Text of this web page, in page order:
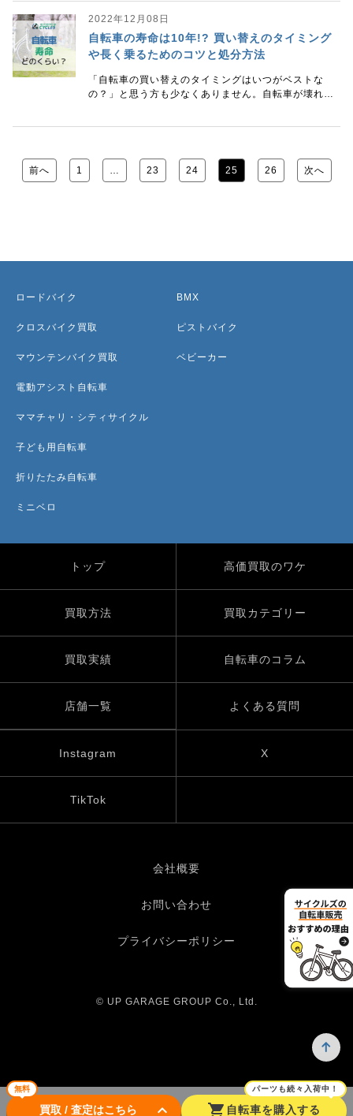
2022年12月08日
自転車の寿命は10年!? 買い替えのタイミング
や長く乗るためのコツと処分方法
「自転車の買い替えのタイミングはいつがベストな
の？」と思う方も少なくありません。自転車が壊れた
前へ 1 … 23 24 25 26 次へ
無料
買取 / 査定はこちら keyboard_arrow_down shopping_cart
パーツも続々入荷中！
自転車を購入する
ロードバイク
クロスバイク買取
マウンテンバイク買取
電動アシスト自転車
ママチャリ・シティサイクル
子ども用自転車
折りたたみ自転車
ミニベロ
BMX
ピストバイク
ベビーカー
トップ 高価買取のワケ
買取方法 買取カテゴリー
買取実績 自転車のコラム
店舗一覧 よくある質問
Instagram X
TikTok
会社概要
お問い合わせ
プライバシーポリシー
© UP GARAGE GROUP Co., Ltd.